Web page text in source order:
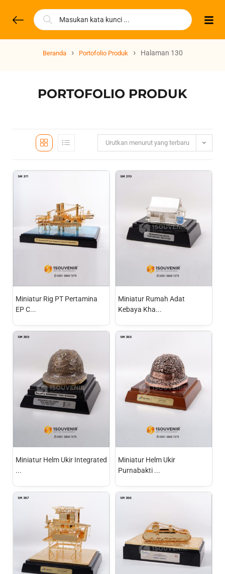
Beranda › Portofolio Produk › Halaman 130
PORTOFOLIO PRODUK
Urutkan menurut yang terbaru
Miniatur Rig PT Pertamina
EP C...
Miniatur Rumah Adat
Kebaya Kha...
Miniatur Helm Ukir Integrated
...
Miniatur Helm Ukir
Purnabakti ...